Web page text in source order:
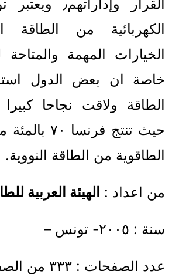
القرار
الكهربائية من الطاقة
الخيارات المهمة والمتاحة
خاصة ان بعض الدول
الطاقة ولاقت نجاحا
حيث تنتج
الطاقوية من الطاقة النووية.
من اعداد : الهيئة العربية
سنة : ٢٠٠٥- تونس –
عدد الصفحات : ٣٣٣ من الصفحات